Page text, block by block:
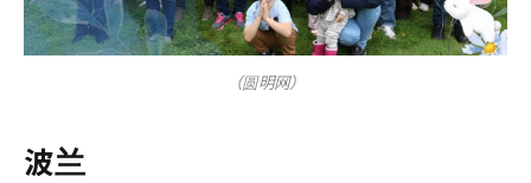
（圆明网）
波兰